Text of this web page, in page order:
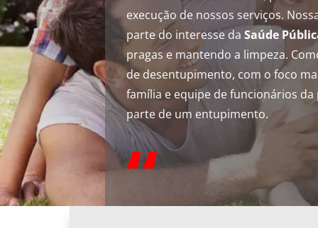
execução de nossos serviços.
parte do interesse da Saúde
pragas e mantendo a limpeza.
de desentupimento, com o foco
família e equipe de funcionários
parte de um entupimento.
“